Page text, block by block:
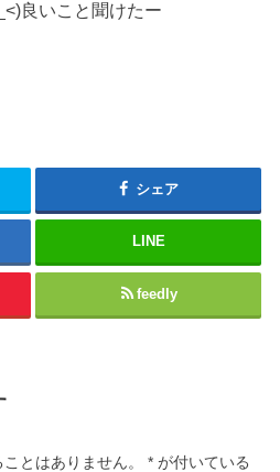
良いこと聞けたー
シェア
LINE
feedly
とはありません。 * が付いている